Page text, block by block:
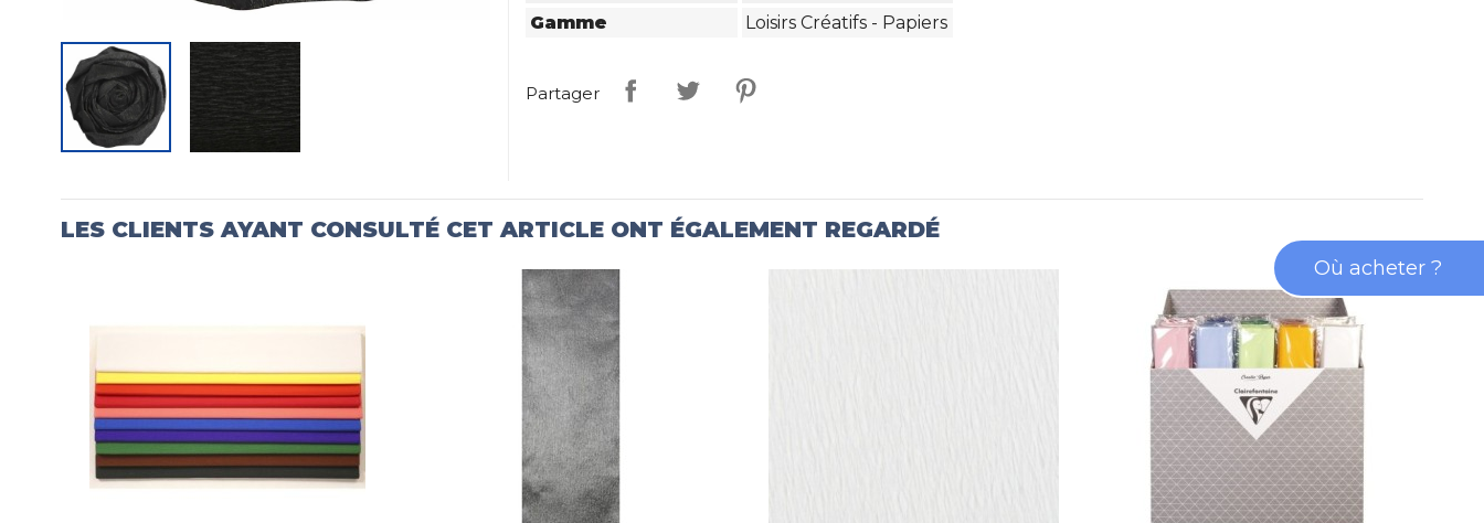
Gamme
Loisirs Créatifs - Papiers
Partager
LES CLIENTS AYANT CONSULTÉ CET ARTICLE ONT ÉGALEMENT REGARDÉ
Où acheter ?